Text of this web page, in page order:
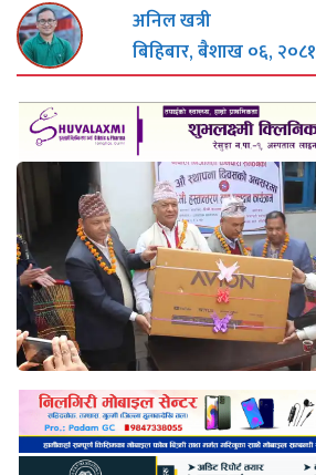
अनिल खत्री
बिहिबार, बैशाख ०६, २०८१